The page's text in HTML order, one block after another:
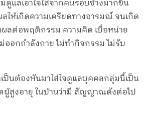
ดูแลเอาใจใส่จากคนรอบข้างมากขึ้น
ให้เกิดความเครียดทางอารมณ์ จนเกิด
ลต่อพฤติกรรม ความคิด เบื่อหน่าย
ออกกำลังกาย ไม่ทำกิจกรรม ไม่รับ
ป็นต้องหันมาใส่ใจดูแลบุคคลกลุ่มนี้เป็น
ผู้สูงอายุ ในบ้านว่ามี สัญญาณดังต่อไป